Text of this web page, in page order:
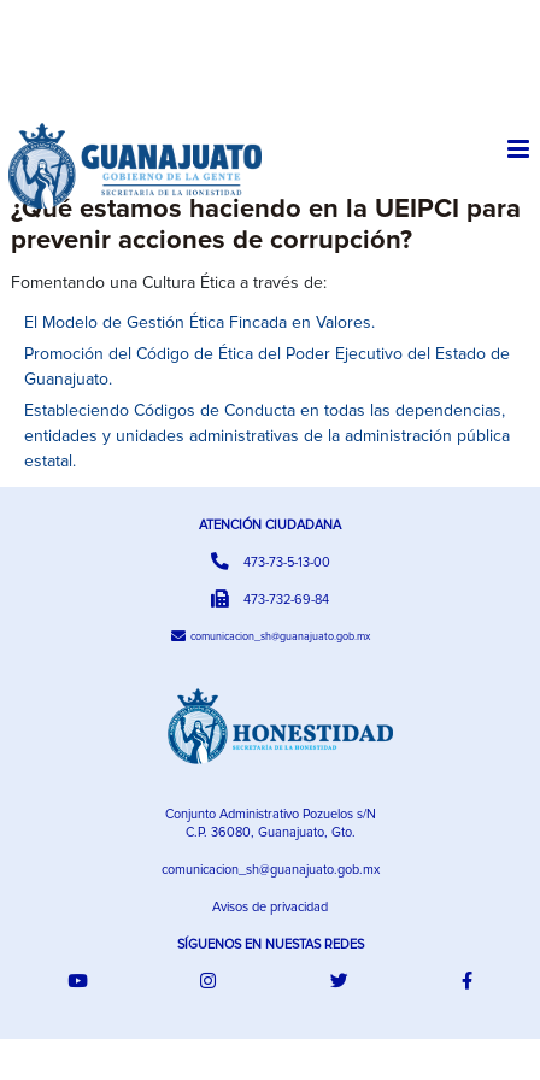
¿Qué estamos haciendo en la UEIPCI para
prevenir acciones de corrupción?
Fomentando una Cultura Ética a través de:
El Modelo de Gestión Ética Fincada en Valores.
Promoción del Código de Ética del Poder Ejecutivo del Estado de
Guanajuato.
Estableciendo Códigos de Conducta en todas las dependencias,
entidades y unidades administrativas de la administración pública
estatal.
ATENCIÓN CIUDADANA
473-73-5-13-00
473-732-69-84
comunicacion_sh@guanajuato.gob.mx
Conjunto Administrativo Pozuelos s/N
C.P. 36080, Guanajuato, Gto.
comunicacion_sh@guanajuato.gob.mx
Avisos de privacidad
SÍGUENOS EN NUESTAS REDES